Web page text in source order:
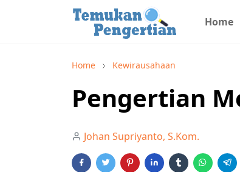
Home
Home Kewirausahaan
Pengertian
Johan Supriyanto, S.Kom.